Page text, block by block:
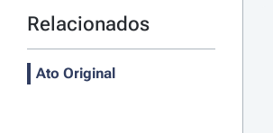
Relacionados
Ato Original